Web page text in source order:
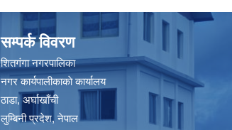
सम्पर्क विवरण
शितगंगा नगरपालिका
नगर कार्यपालीकाकाे कार्यालय
ठाडा, अर्घाखाँची
लुम्बिनी प्रदेश, नेपाल